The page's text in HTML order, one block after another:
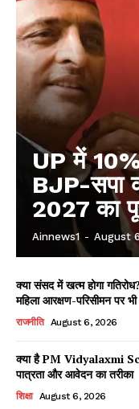
UP में 10%
BJP-सपा
2027 का
Ainnews1 - August
क्या संसद में खत्म होगा
महिला आरक्षण-परिसीमन पर भी
राजनीति August 6, 2026
क्या है PM Vidyalaxmi
पात्रता और आवेदन का तरीका
शिक्षा August 6, 2026